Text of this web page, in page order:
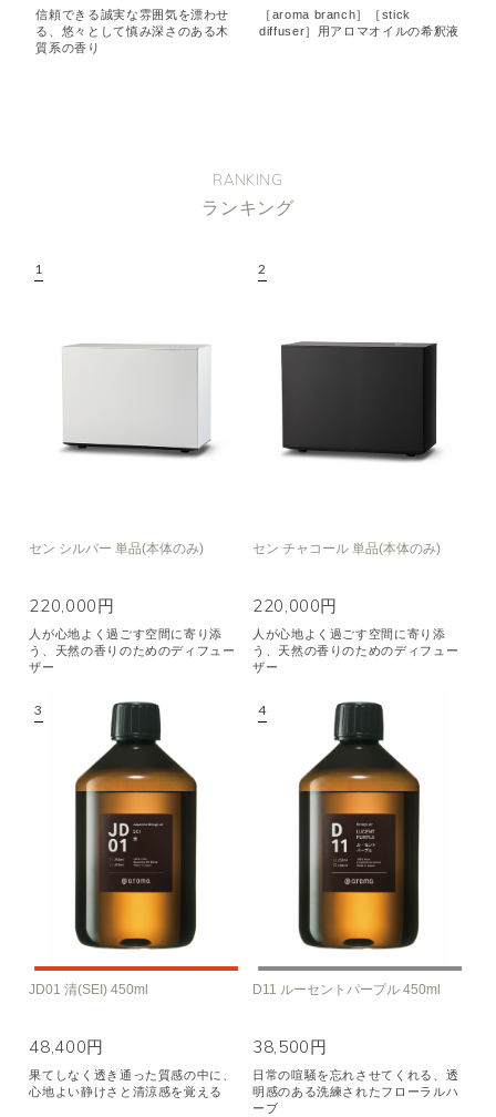
信頼できる誠実な雰囲気を漂わせ
る、悠々として慎み深さのある木
質系の香り
［aroma branch］［stick
diffuser］用アロマオイルの希釈液
RANKING
ランキング
セン シルバー 単品(本体のみ)
220,000円
人が心地よく過ごす空間に寄り添
う、天然の香りのためのディフュー
ザー
セン チャコール 単品(本体のみ)
220,000円
人が心地よく過ごす空間に寄り添
う、天然の香りのためのディフュー
ザー
JD01 清(SEI) 450ml
48,400円
果てしなく透き通った質感の中に、
心地よい静けさと清涼感を覚える
D11 ルーセントパープル 450ml
38,500円
日常の喧騒を忘れさせてくれる、透
明感のある洗練されたフローラルハ
ーブ